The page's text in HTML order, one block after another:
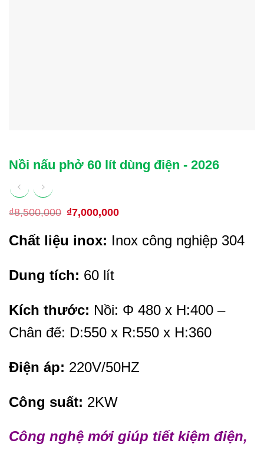
Nồi nấu phở 60 lít dùng điện - 2026
₫8,500,000 G
g
l
à
8
,
0
0
₫7,000,000G
h
à
0
0
Chất liệu inox: Inox công nghiệp 304
Dung tích: 60 lít
Kích thước: Nồi: Φ 480 x H:400 –
Chân đế: D:550 x R:550 x H:360
Điện áp: 220V/50HZ
Công suất: 2KW
Công nghệ mới giúp tiết kiệm điện,